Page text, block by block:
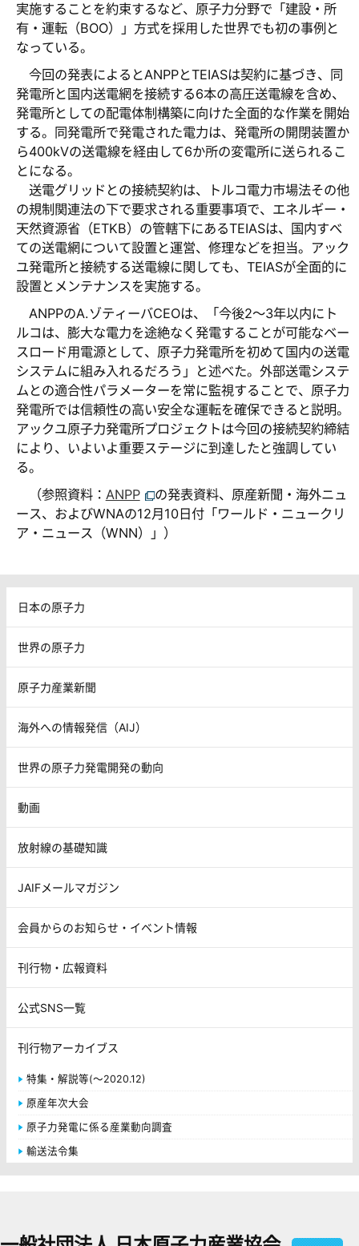
実施することを約束するなど、原子力分野で「建設・所
有・運転（BOO）」方式を採用した世界でも初の事例と
なっている。
今回の発表によるとANPPとTEIASは契約に基づき、同
発電所と国内送電網を接続する6本の高圧送電線を含め、
発電所としての配電体制構築に向けた全面的な作業を開始
する。同発電所で発電された電力は、発電所の開閉装置か
ら400kVの送電線を経由して6か所の変電所に送られるこ
とになる。
送電グリッドとの接続契約は、トルコ電力市場法その他
の規制関連法の下で要求される重要事項で、エネルギー・
天然資源省（ETKB）の管轄下にあるTEIASは、国内すべ
ての送電網について設置と運営、修理などを担当。アック
ユ発電所と接続する送電線に関しても、TEIASが全面的に
設置とメンテナンスを実施する。
ANPPのA.ゾティーバCEOは、「今後2～3年以内にト
ルコは、膨大な電力を途絶なく発電することが可能なベー
スロード用電源として、原子力発電所を初めて国内の送電
システムに組み入れるだろう」と述べた。外部送電システ
ムとの適合性パラメーターを常に監視することで、原子力
発電所では信頼性の高い安全な運転を確保できると説明。
アックユ原子力発電所プロジェクトは今回の接続契約締結
により、いよいよ重要ステージに到達したと強調してい
る。
（参照資料： ANPP
の発表資料、原産新聞・海外ニュ
ース、およびWNAの12月10日付「ワールド・ニュークリ
ア・ニュース（WNN）」）
日本の原子力
世界の原子力
原子力産業新聞
海外への情報発信（AIJ）
世界の原子力発電開発の動向
動画
放射線の基礎知識
JAIFメールマガジン
会員からのお知らせ・イベント情報
刊行物・広報資料
公式SNS一覧
刊行物アーカイブス
特集・解説等(～2020.12)
原産年次大会
原子力発電に係る産業動向調査
輸送法令集